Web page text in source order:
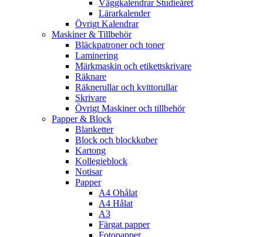
Väggkalendrar Studieåret
Lärarkalender
Övrigt Kalendrar
Maskiner & Tillbehör
Bläckpatroner och toner
Laminering
Märkmaskin och etikettskrivare
Räknare
Räknerullar och kvittorullar
Skrivare
Övrigt Maskiner och tillbehör
Papper & Block
Blanketter
Block och blockkuber
Kartong
Kollegieblock
Notisar
Papper
A4 Ohålat
A4 Hålat
A3
Färgat papper
Fotopapper